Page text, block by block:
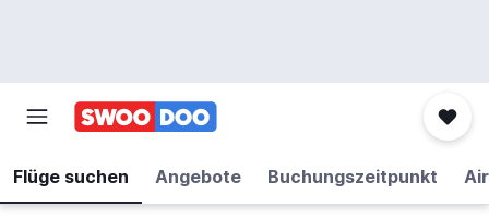
Flüge suchen Angebote Buchungszeitpunkt